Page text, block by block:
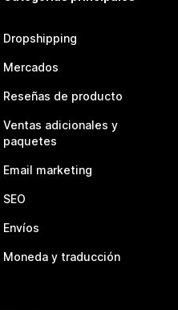
Dropshipping
Mercados
Reseñas de producto
Ventas adicionales y
paquetes
Email marketing
SEO
Envíos
Moneda y traducción